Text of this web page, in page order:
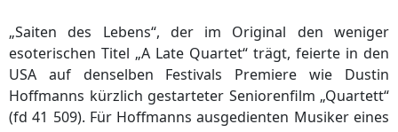
„Saiten des Lebens“, der im Original den weniger
esoterischen Titel „A Late Quartet“ trägt, feierte in den
USA auf denselben Festivals Premiere wie Dustin
Hoffmanns kürzlich gestarteter Seniorenfilm „Quartett“
(fd 41 509). Für Hoffmanns ausgedienten Musiker eines